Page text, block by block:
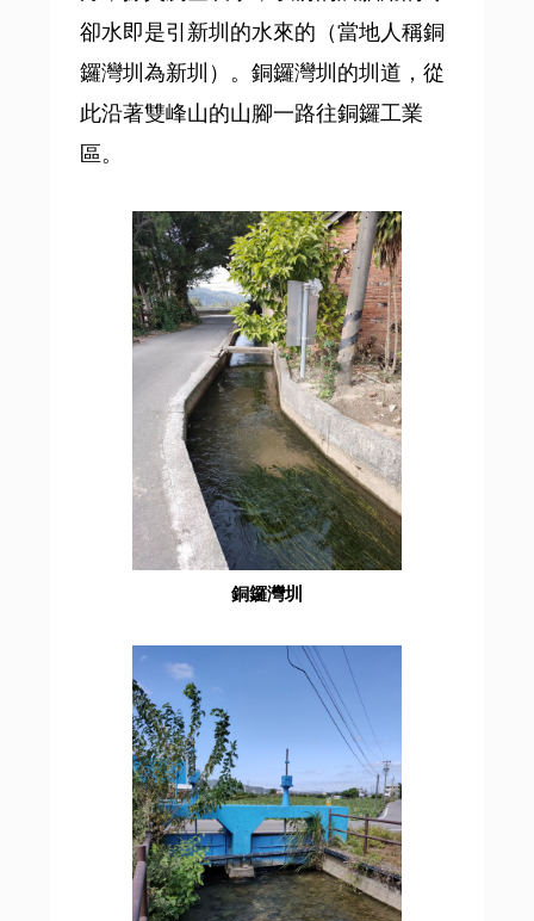
卻水即是引新圳的水來的（當地人稱銅
鑼灣圳為新圳）。銅鑼灣圳的圳道，從
此沿著雙峰山的山腳一路往銅鑼工業
區。
銅鑼灣圳